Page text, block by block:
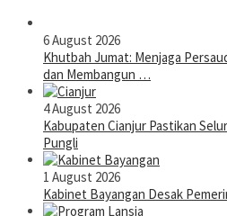
6 August 2026
Khutbah Jumat: Menjaga
dan Membangun …
4 August 2026
Kabupaten Cianjur Pastikan
Pungli
1 August 2026
Kabinet Bayangan Desak